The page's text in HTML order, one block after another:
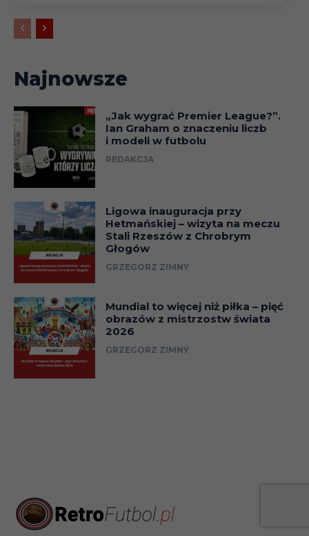
Najnowsze
„Jak wygrać Premier League?”.
Ian Graham o znaczeniu liczb
i modeli w futbolu
REDAKCJA
Ligowa inauguracja przy
Hetmańskiej – wizyta na meczu
Stali Rzeszów z Chrobrym
Głogów
GRZEGORZ ZIMNY
Mundial to więcej niż piłka – pięć
obrazów z mistrzostw świata
2026
GRZEGORZ ZIMNY